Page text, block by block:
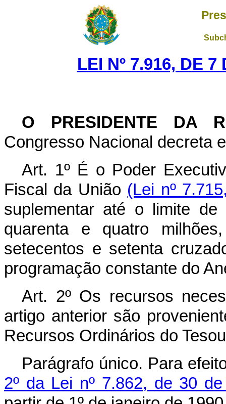
LEI Nº 7.916, DE
O PRESIDENTE DA
Congresso Nacional decreta
Art. 1º É o Poder
Fiscal da União (Lei nº
suplementar até o limite de
quarenta e quatro
setecentos e setenta
programação constante do
Art. 2º Os recursos
artigo anterior são
Recursos Ordinários do
Parágrafo único. Para
2º da Lei nº 7.862, de 30